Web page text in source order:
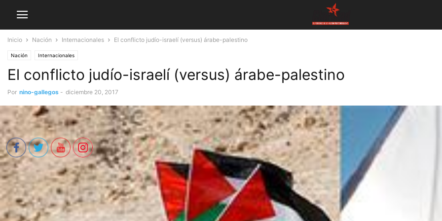
Inicio Nación Internacionales El conflicto judío-israelí (versus) árabe-palestino
Nación Internacionales
El conflicto judío-israelí (versus) árabe-palestino
Por nino-gallegos - diciembre 20, 2017